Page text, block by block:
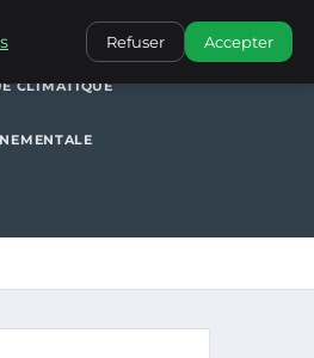
ENVIRONNEMENTALES
CLIMATIQUE
Refuser Accepter